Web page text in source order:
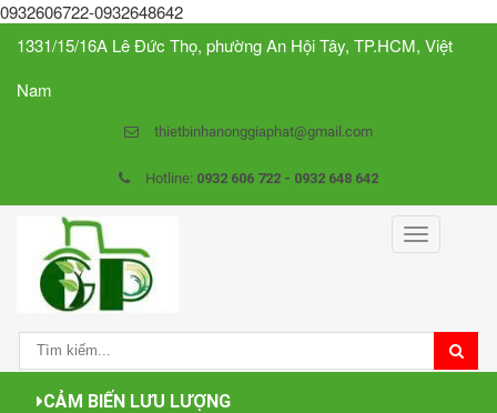
0932606722-0932648642
1331/15/16A Lê Đức Thọ, phường An Hội Tây, TP.HCM, Việt
Nam
thietbinhanonggiaphat@gmail.com
Hotline: 0932 606 722 - 0932 648 642
Toggle
navigation
CẢM BIẾN LƯU LƯỢNG